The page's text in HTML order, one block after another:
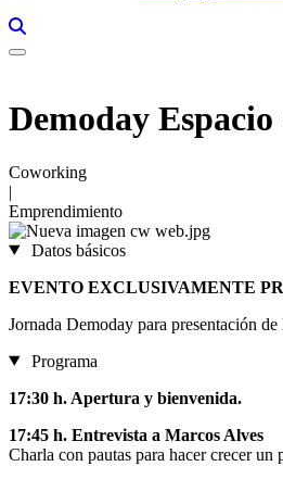
Demoday
Coworking
|
Emprendimiento
Datos básicos
EVENTO EXCLUSIVAMENTE
Jornada Demoday para presentación
Programa
17:30 h. Apertura y bienvenida.
17:45 h. Entrevista a Marcos Alves
Charla con pautas para hacer crecer un